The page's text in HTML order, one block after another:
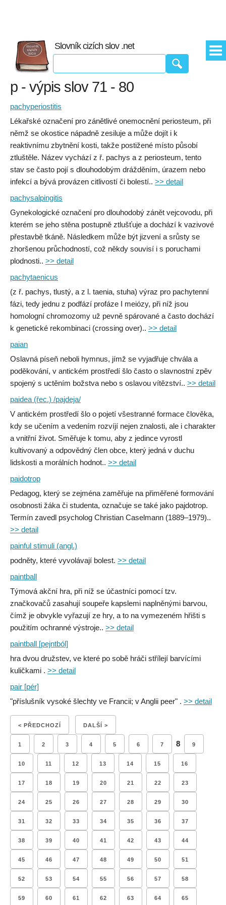
Slovník cizích slov .net
p - výpis slov 71 - 80
pachyperiostitis
Lékařské označení pro zánětlivé onemocnění periosteum, při
němž se okostice nápadně zesiluje a může dojít i k
reaktivnímu zbytnění kosti, takže postižené místo působí
ztluštěle. Název vychází z ř. pachys a z periosteum, tento
stav se často pojí s dlouhodobým drážděním, úrazem nebo
infekcí a bývá provázen citlivostí či bolestí.. >> detail
pachysalpingitis
Gynekologické označení pro dlouhodobý zánět vejcovodu, při
kterém se jeho stěna postupně ztlušťuje a dochází k vazivové
přestavbě tkáně. Následkem může být jizvení a srůsty se
zhoršenou průchodností, což někdy souvisí i s poruchami
plodnosti.. >> detail
pachytaenicus
(z ř. pachys, tlustý, a z l. taenia, stuha) výraz pro pachytenní
fázi, tedy jednu z podfází profáze I meiózy, při níž jsou
homologní chromozomy už pevně spárované a často dochází
k genetické rekombinaci (crossing over).. >> detail
paian
Oslavná píseň neboli hymnus, jímž se vyjadřuje chvála a
poděkování, v antickém prostředí šlo často o slavnostní zpěv
spojený s uctěním božstva nebo s oslavou vítězství.. >> detail
paidea (řec.) /pajdeja/
V antickém prostředí šlo o pojetí všestranné formace člověka,
kdy se učením a vedením rozvíjí nejen znalosti, ale i charakter
a vnitřní život. Směřuje k tomu, aby z jedince vyrostl
kultivovaný a odpovědný člen obce, který jedná v duchu
lidskosti a morálních hodnot.. >> detail
paidotrop
Pedagog, který se zejména zaměřuje na přiměřené formování
osobnosti žáka či studenta, označuje se také jako pajdotrop.
Termín zavedl psycholog Christian Caselmann (1889–1979)..
>> detail
painful stimuli (angl.)
podněty, které vyvolávají bolest. >> detail
paintball
Týmová akční hra, při níž se účastníci pomocí tzv.
značkovačů zasahují soupeře kapslemi naplněnými barvou,
čímž je obvykle vyřazují ze hry, a to na vymezeném hřišti s
použitím ochranné výstroje.. >> detail
paintball [pejntból]
hra dvou družstev, ve které po sobě hráči střílejí barvícími
kuličkami . >> detail
pair [pér]
"příslušník vysoké šlechty ve Francii; v Anglii peer" . >> detail
< PŘEDCHOZÍ DALŠÍ >
1 2 3 4 5 6 7 8 9
10 11 12 13 14 15 16
17 18 19 20 21 22 23
24 25 26 27 28 29 30
31 32 33 34 35 36 37
38 39 40 41 42 43 44
45 46 47 48 49 50 51
52 53 54 55 56 57 58
59 60 61 62 63 64 65